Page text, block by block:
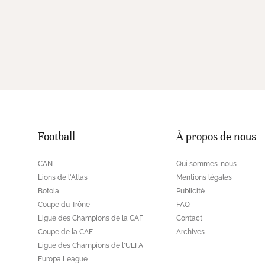
Football
CAN
Lions de l'Atlas
Botola
Coupe du Trône
Ligue des Champions de la CAF
Coupe de la CAF
Ligue des Champions de l'UEFA
Europa League
À propos de nous
Qui sommes-nous
Mentions légales
Publicité
FAQ
Contact
Archives